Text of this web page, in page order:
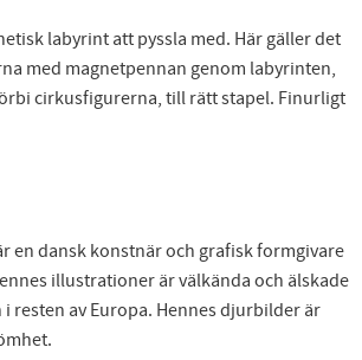
labyrint att pyssla med. Här gäller det
med magnetpennan genom labyrinten,
cirkusfigurerna, till rätt stapel. Finurligt
en dansk konstnär och grafisk formgivare
illustrationer är välkända och älskade
i resten av Europa. Hennes djurbilder är